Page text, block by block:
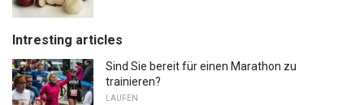
Intresting articles
Sind Sie bereit für einen Marathon zu
trainieren?
LAUFEN